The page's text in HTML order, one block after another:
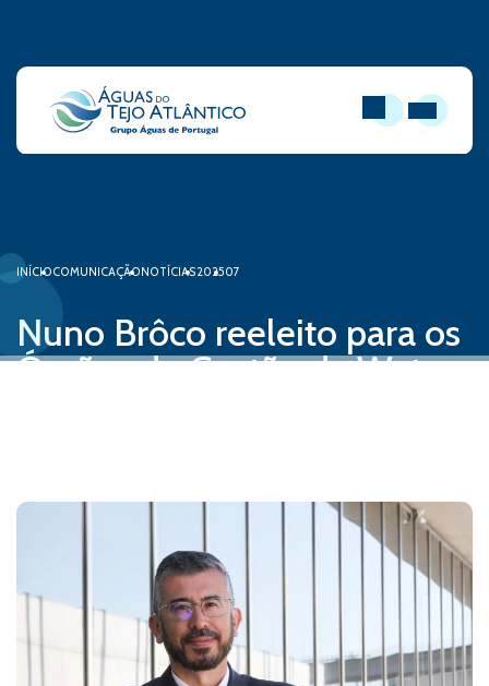
PESQUISAR
ABRIR
INÍCIOCOMUNICAÇÃONOTÍCIAS202507
Nuno Brôco reeleito para os
Órgãos de Gestão da Water